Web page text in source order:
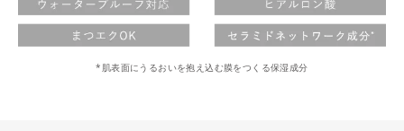
*肌表面にうるおいを抱え込む膜をつくる保湿成分